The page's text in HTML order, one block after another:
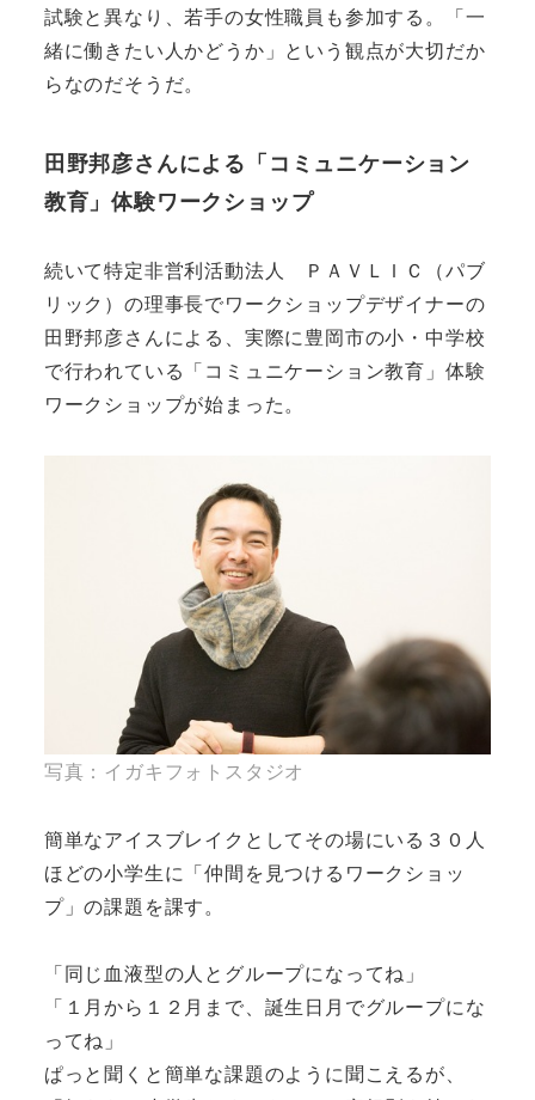
試験と異なり、若手の女性職員も参加する。「一
緒に働きたい人かどうか」という観点が大切だか
らなのだそうだ。
田野邦彦さんによる「コミュニケーション
教育」体験ワークショップ
続いて特定非営利活動法人 ＰＡＶＬＩＣ（パブ
リック）の理事長でワークショップデザイナーの
田野邦彦さんによる、実際に豊岡市の小・中学校
で行われている「コミュニケーション教育」体験
ワークショップが始まった。
写真：イガキフォトスタジオ
簡単なアイスブレイクとしてその場にいる３０人
ほどの小学生に「仲間を見つけるワークショッ
プ」の課題を課す。
「同じ血液型の人とグループになってね」
「１月から１２月まで、誕生日月でグループにな
ってね」
ぱっと聞くと簡単な課題のように聞こえるが、